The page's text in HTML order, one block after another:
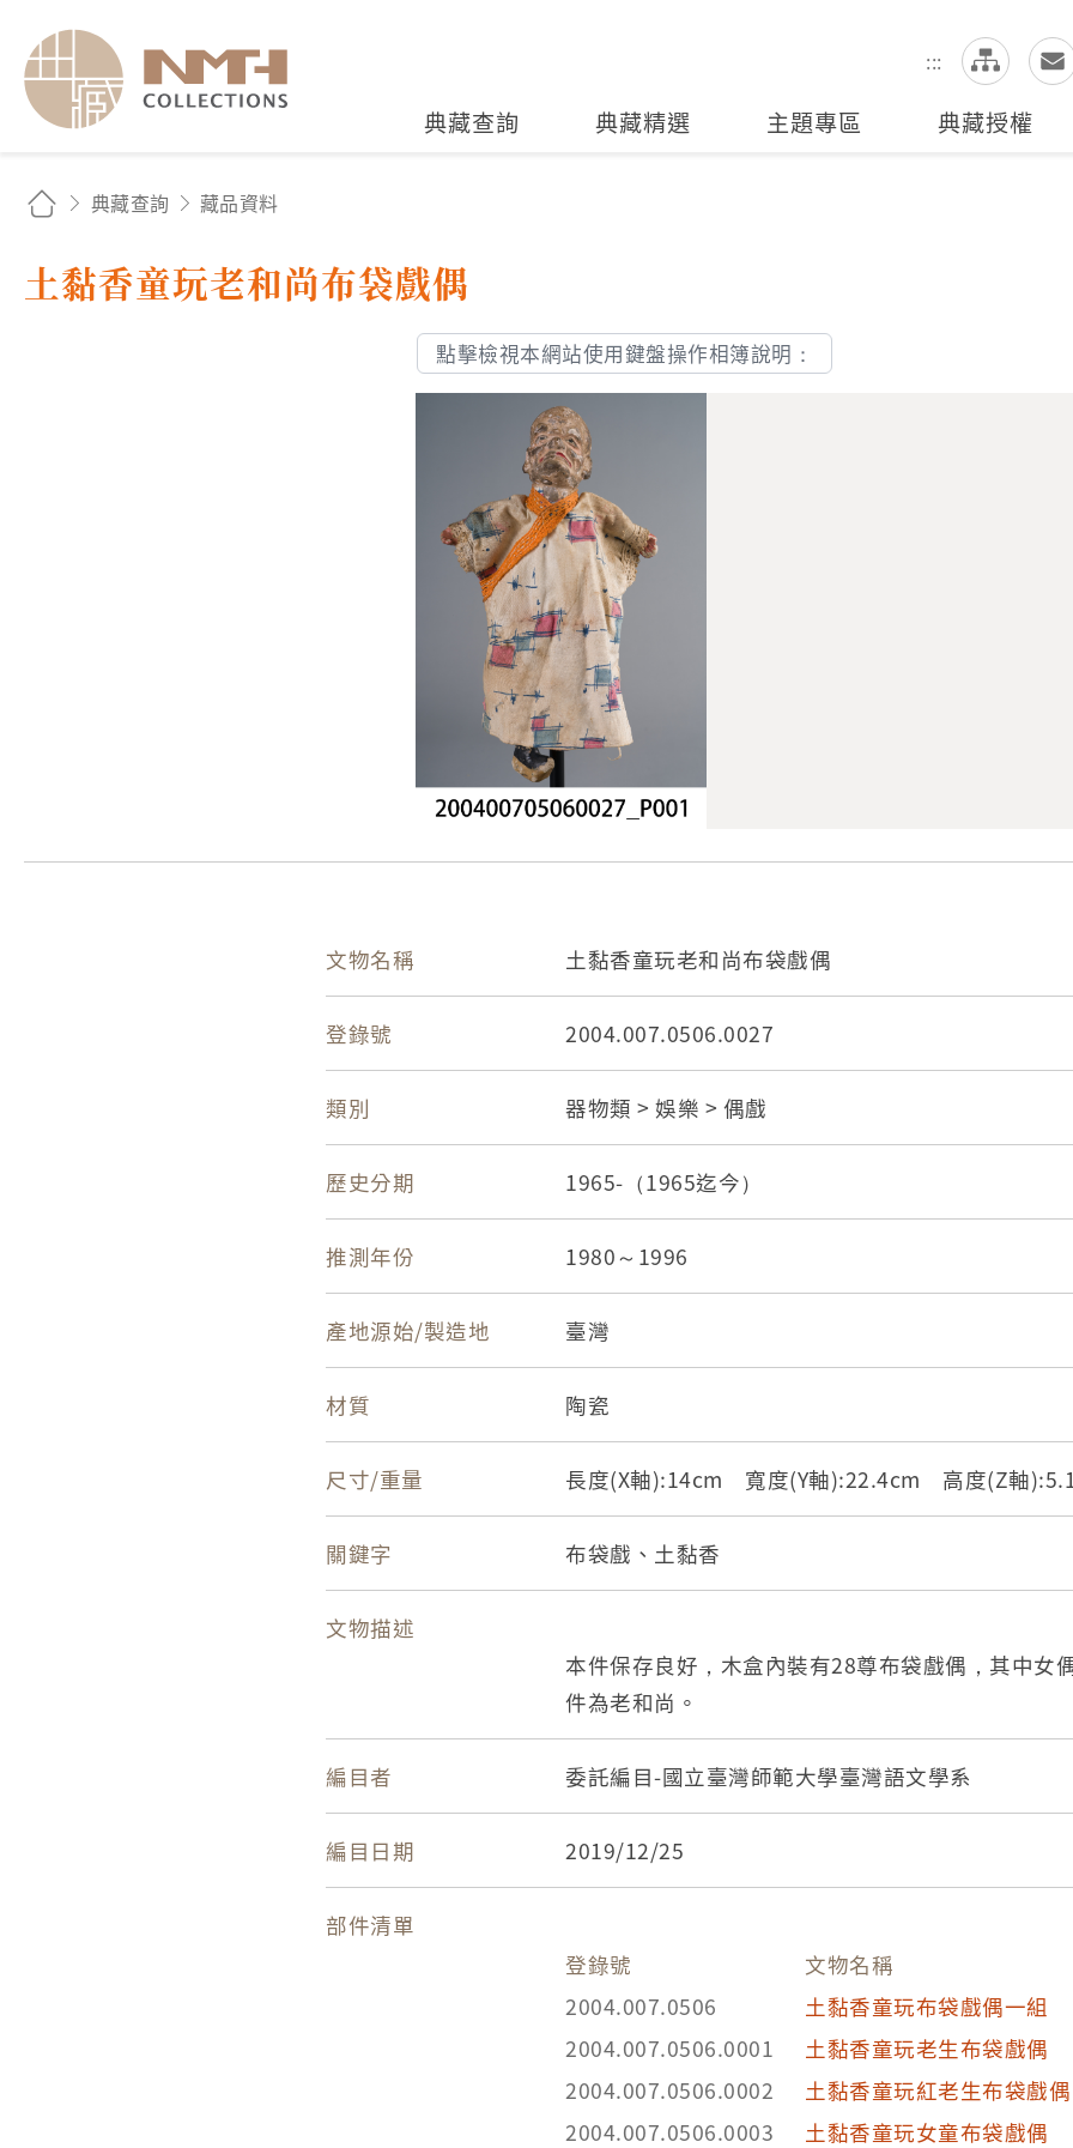
:::
全站搜尋
典藏查詢 典藏精選 主題專區 典藏授權
典藏查詢 藏品資料
土黏香童玩老和尚布袋戲偶
點擊檢視本網站使用鍵盤操作相簿說明：
文物名稱 土黏香童玩老和尚布袋戲偶
登錄號 2004.007.0506.0027
類別 器物類 > 娛樂 > 偶戲
歷史分期 1965-（1965迄今）
推測年份 1980～1996
產地源始/製造地 臺灣
材質 陶瓷
尺寸/重量 長度(X軸):14cm 寬度(Y軸):22.4cm 高度(Z軸
關鍵字 布袋戲、土黏香
文物描述
本件保存良好，木盒內裝有28尊布袋戲偶，其中女
件為老和尚。
編目者 委託編目-國立臺灣師範大學臺灣語文學系
編目日期 2019/12/25
部件清單
登錄號
文物名稱
2004.007.0506
土黏香童玩布袋戲偶一組
2004.007.0506.0001
土黏香童玩老生布袋戲偶
2004.007.0506.0002
土黏香童玩紅老生布袋戲偶
2004.007.0506.0003
土黏香童玩女童布袋戲偶